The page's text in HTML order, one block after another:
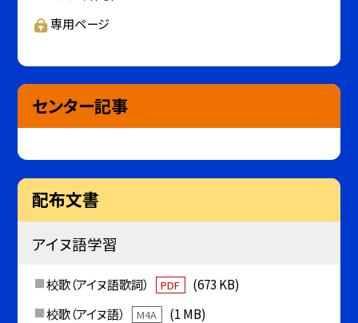
専用ページ
センター記事
配布文書
アイヌ語学習
校歌（アイヌ語歌詞） PDF
(673 KB)
校歌（アイヌ語）
M4A
(1 MB)